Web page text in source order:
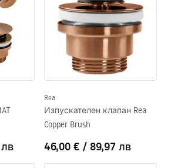
Rea
Изпускателен клапан Rea
Copper Brush
46,00 € / 89,97 лв